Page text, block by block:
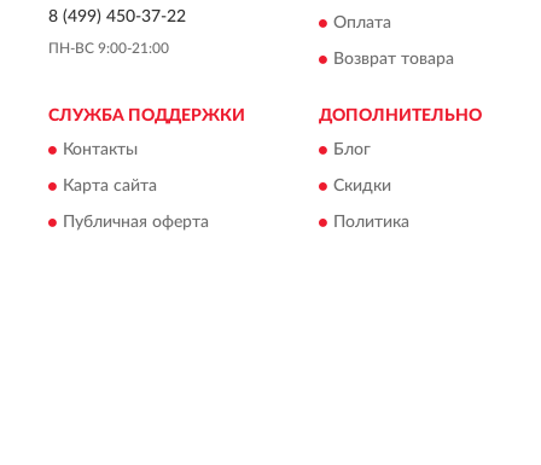
8 (499) 450-37-22
ПН-ВС 9:00-21:00
Оплата
Возврат товара
СЛУЖБА ПОДДЕРЖКИ
Контакты
Карта сайта
Публичная оферта
ДОПОЛНИТЕЛЬНО
Блог
Скидки
Политика